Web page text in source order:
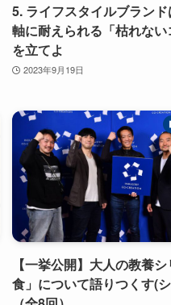
5. ライフスタイルブラン
軸に耐えられる「枯れない
を立てよ
2023年9月19日
【一挙公開】大人の教養
食」について語りつくす(